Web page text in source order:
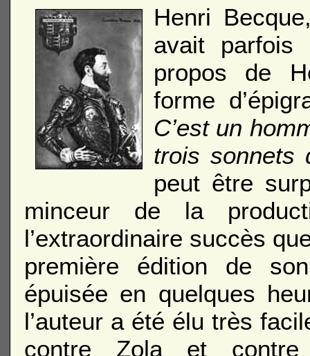
Henri
avait
propos de
forme
C’est un
trois sonnets
peut être
minceur de la
l’extraordinaire succès
première édition de
épuisée en quelques
l’auteur a été élu très
contre Zola et